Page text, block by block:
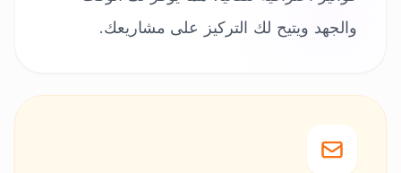
والجهد ويتيح لك التركيز على مشاريعك.